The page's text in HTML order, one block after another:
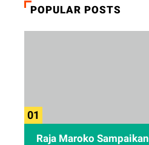
POPULAR POSTS
Raja Maroko Sampaikan